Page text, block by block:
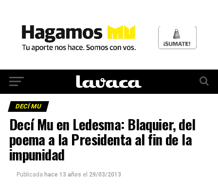
DECÍ MU
Decí Mu en Ledesma: Blaquier, del
poema a la Presidenta al fin de la
impunidad
Publicada hace 13 años el 29/03/2013